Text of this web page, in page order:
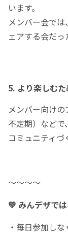
います。
メンバー会で
ェアする会だっ
5. より楽しむ
メンバー向け
不定期）などで、
コミュニティづ
〜〜〜〜
💚 みんデザで
・毎日参加し